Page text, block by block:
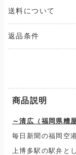
送料について
じて異なります。
また、複数の商品
ご購入のお手続き
配送・送料について
返品条件
14日以内にQTnet
交換または返品とさ
商品説明
～清広（ 福岡県糟
毎日新聞の福岡空
上博多駅の駅弁と